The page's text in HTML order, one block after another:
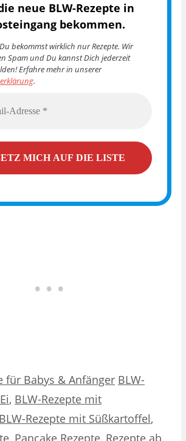
neue BLW-Rezepte in
bekommen.
bekommst wirklich nur Rezepte. Wir
Spam und Du kannst Dich jederzeit
Erfahre mehr in unserer
.
für Babys & Anfänger Schlagwörter
BLW-
, BLW-Rezepte mit
BLW-Rezepte mit Süßkartoffel,